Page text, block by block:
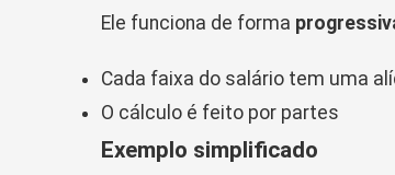
Ele funciona de forma
Cada faixa do salário tem uma
O cálculo é feito por partes
Exemplo simplificado